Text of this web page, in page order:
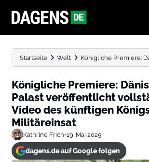
Startseite Welt Königliche Premiere:
Königliche Premiere:
Palast veröffentlicht
Video des künftigen
Militäreinsat
Kathrine Frich•19. Mai 2025
dagens.de auf Google folgen